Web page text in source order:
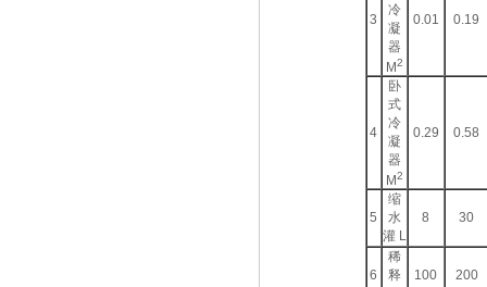
3
冷
凝
器
M2
0.01 0.19
4
卧
式
冷
凝
器
M2
0.29 0.58
5
缩
水
灌 L
8 30
6
稀
释
100 200